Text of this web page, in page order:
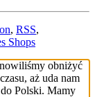
, RSS,
Shops
obniżyć
aż uda nam
Polski. Mamy